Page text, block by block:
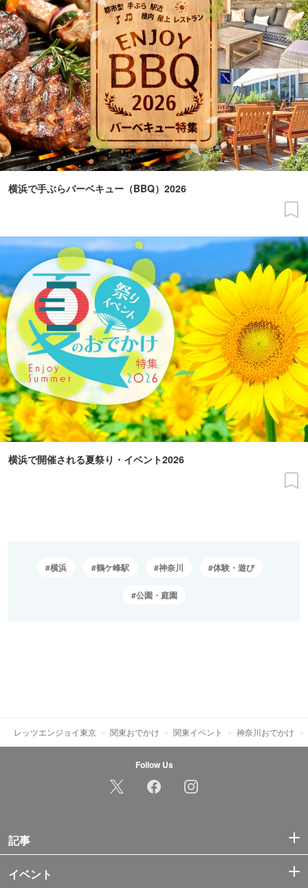
横浜で手ぶらバーベキュー（BBQ）2026
横浜で開催される夏祭り・イベント2026
横浜 鶴ケ峰駅 神奈川 体験・遊び
公園・庭園
レッツエンジョイ東京 関東おでかけ 関東イベント 神奈川おでかけ
Follow Us
記事
イベント